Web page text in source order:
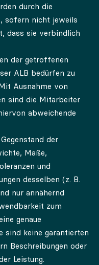
durch die
sofern nicht jeweils
dass sie verbindlich
der getroffenen
ALB bedürfen zu
Ausnahme von
sind die Mitarbeiter
abweichende
der
Maße,
und
desselben (z. B.
nur annähernd
zum
genaue
sind keine garantierten
Beschreibungen oder
Leistung.